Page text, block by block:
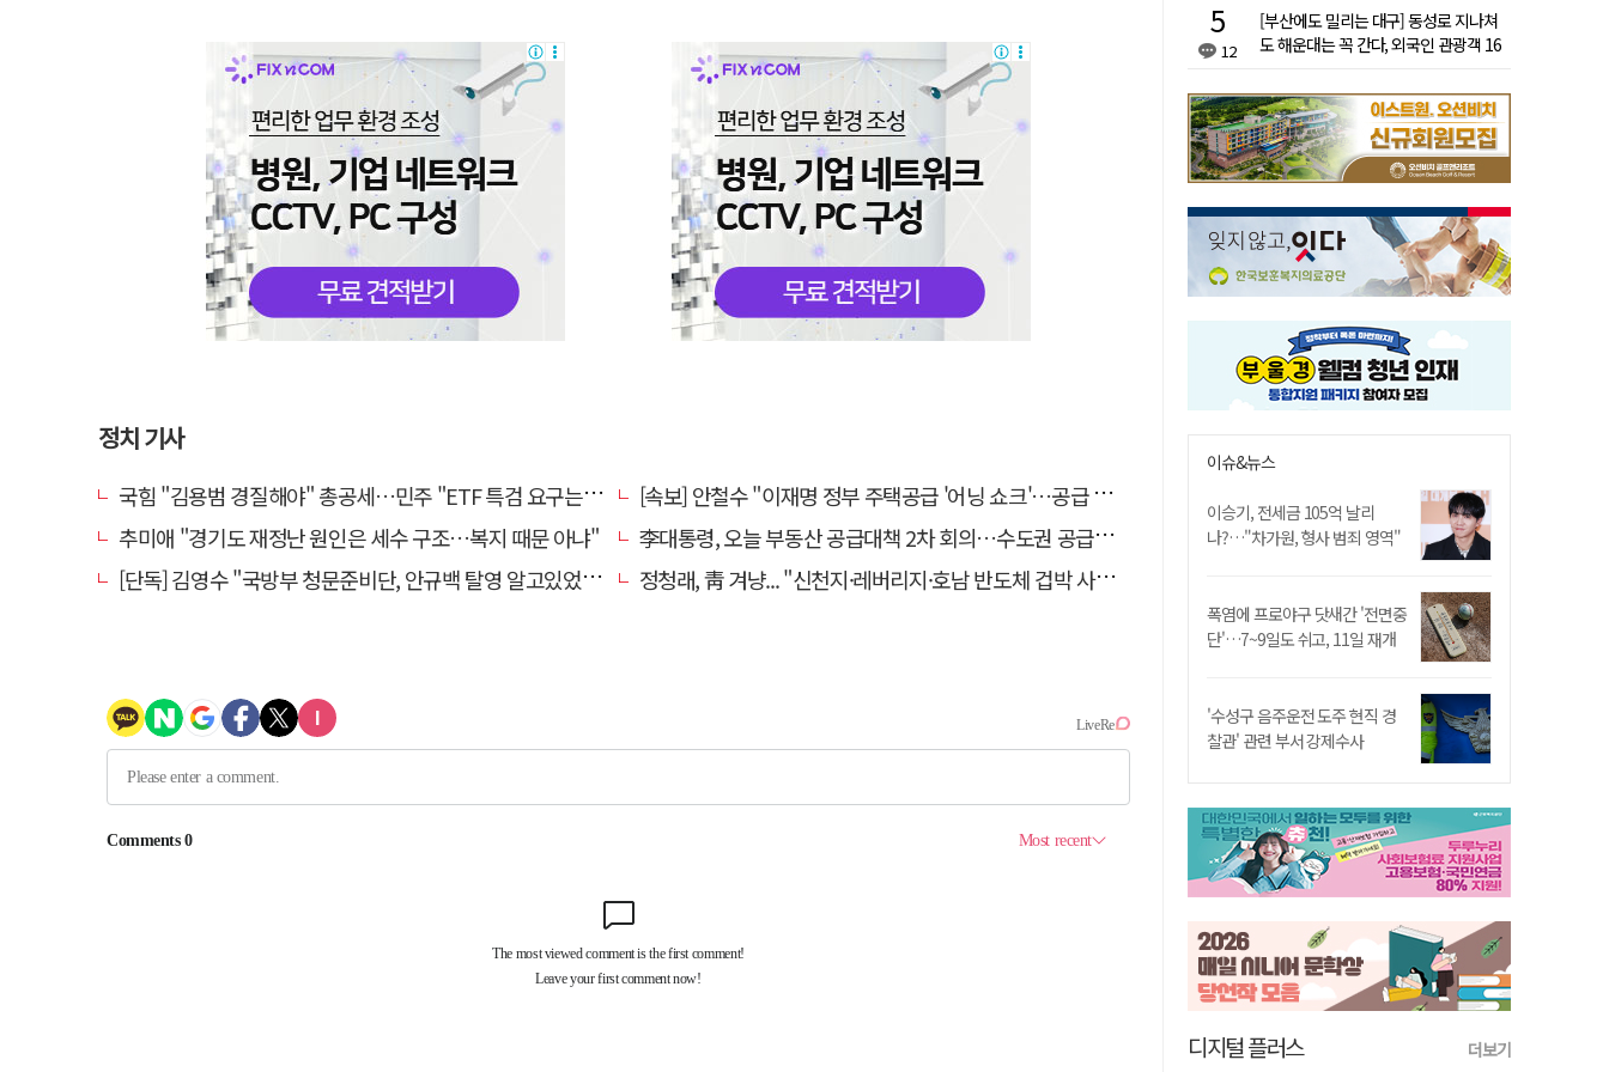
정치 기사
국힘 "김용범 경질해야" 총공세…민주 "ETF 특검 요구는 마타도어"
[속보] 안철수 "이재명 정부 주택공급 '어닝 쇼크'…공급 포기한 대통령"
추미애 "경기도 재정난 원인은 세수 구조…복지 때문 아냐"
李대통령, 오늘 부동산 공급대책 2차 회의…수도권 공급안 논의
[단독] 김영수 "국방부 청문준비단, 안규백 탈영 알고있었다"
정청래, 靑 겨냥... "신천지·레버리지·호남 반도체 겁박 사과하라"
12
[부산에도 밀리는 대구] 동성로 지나쳐
도 해운대는 꼭 간다, 외국인 관광객 16
이슈&뉴스
이승기, 전세금 105억 날리
나?…"차가원, 형사 범죄 영역"
폭염에 프로야구 닷새간 '전면중
단'…7~9일도 쉬고, 11일 재개
'수성구 음주운전 도주 현직 경
찰관' 관련 부서 강제수사
디지털 플러스 더보기